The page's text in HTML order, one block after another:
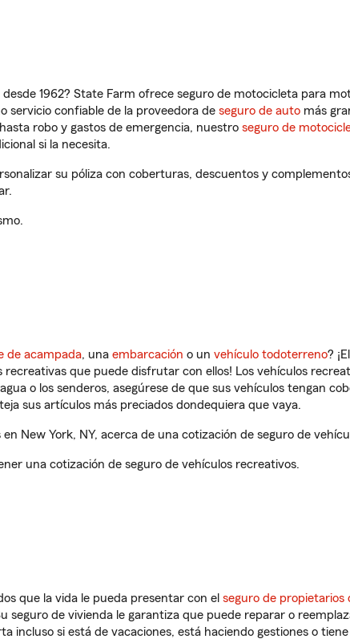
1962? State Farm ofrece seguro de motocicleta para
servicio confiable de la proveedora de seguro de auto más
robo y gastos de emergencia, nuestro seguro de
si la necesita.
su póliza con coberturas, descuentos y
de acampada, una embarcación o un vehículo todoterreno?
que puede disfrutar con ellos! Los vehículos
o los senderos, asegúrese de que sus vehículos tengan
sus artículos más preciados dondequiera que vaya.
New York, NY, acerca de una cotización de seguro de
una cotización de seguro de vehículos recreativos.
que la vida le pueda presentar con el seguro de propietarios
seguro de vivienda le garantiza que puede reparar o
incluso si está de vacaciones, está haciendo gestiones o